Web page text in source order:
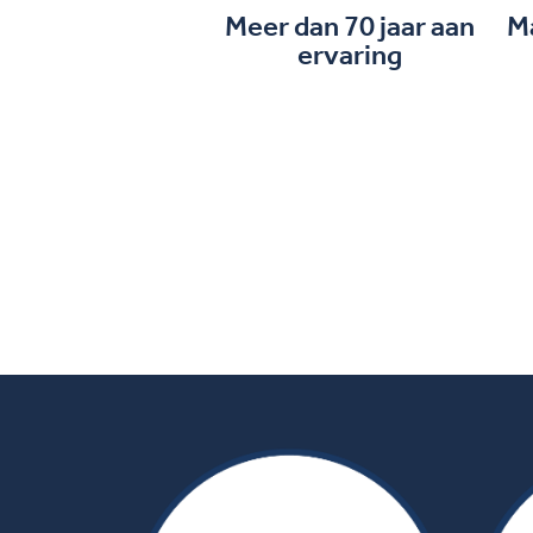
Meer dan 70 jaar aan
ervaring